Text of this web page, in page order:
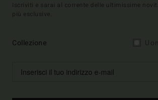
Iscriviti e sarai al corrente delle ultimissime
più esclusive.
Collezione